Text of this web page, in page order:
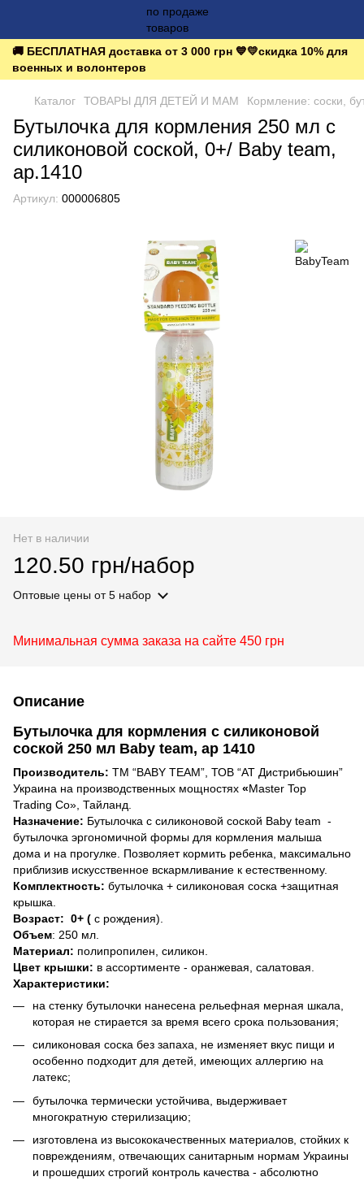
🚚 БЕСПЛАТНАЯ доставка от 3 000 грн 💙💛скидка 10% для
военных и волонтеров
Каталог ТОВАРЫ ДЛЯ ДЕТЕЙ И МАМ Кормление: соски,
Бутылочка для кормления 250 мл с
силиконовой соской, 0+/ Baby team,
ар.1410
Артикул: 000006805
Нет в наличии
120.50 грн/набор
Оптовые цены от 5 набор
Минимальная сумма заказа на сайте 450 грн
Описание
Бутылочка для кормления с силиконовой
соской 250 мл Baby team, ар 1410
Производитель: ТМ “BABY TEAM”, ТОВ “АТ Дистрибьюшин”
Украина на производственных мощностях «Master Top
Trading Co», Тайланд.
Назначение: Бутылочка с силиконовой соской Baby team -
бутылочка эргономичной формы для кормления малыша
дома и на прогулке. Позволяет кормить ребенка, максимально
приблизив искусственное вскармливание к естественному.
Комплектность: бутылочка + силиконовая соска +защитная
крышка.
Возраст: 0+ ( с рождения).
Объем: 250 мл.
Материал: полипропилен, силикон.
Цвет крышки: в ассортименте - оранжевая, салатовая.
Характеристики:
на стенку бутылочки нанесена рельефная мерная шкала,
которая не стирается за время всего срока пользования;
силиконовая соска без запаха, не изменяет вкус пищи и
особенно подходит для детей, имеющих аллергию на
латекс;
бутылочка термически устойчива, выдерживает
многократную стерилизацию;
изготовлена из высококачественных материалов, стойких к
повреждениям, отвечающих санитарным нормам Украины
и прошедших строгий контроль качества - абсолютно